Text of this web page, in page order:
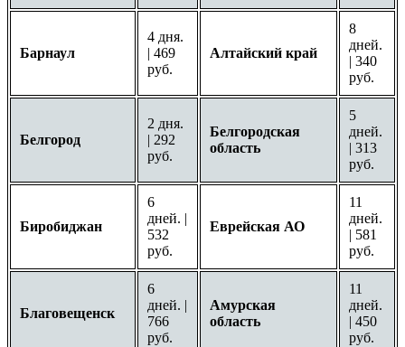
Барнаул
4 дня.
| 469
руб.
Алтайский край
8
дней.
| 340
руб.
Белгород
2 дня.
| 292
руб.
Белгородская
область
5
дней.
| 313
руб.
Биробиджан
6
дней. |
532
руб.
Еврейская АО
11
дней.
| 581
руб.
Благовещенск
6
дней. |
766
руб.
Амурская
область
11
дней.
| 450
руб.